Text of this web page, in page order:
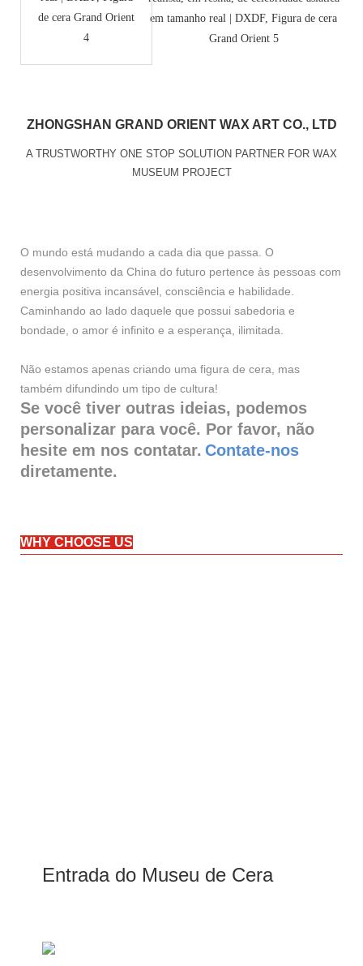
ZHONGSHAN GRAND ORIENT WAX ART CO., LTD
A TRUSTWORTHY ONE STOP SOLUTION PARTNER FOR WAX
MUSEUM PROJECT
O mundo está mudando a cada dia que passa. O
desenvolvimento da China do futuro pertence às pessoas com
energia positiva incansável, consciência e habilidade.
Caminhando ao lado daquele que possui sabedoria e
bondade, o amor é infinito e a esperança, ilimitada.
Não estamos apenas criando uma figura de cera, mas
também difundindo um tipo de cultura!
Se você tiver outras ideias, podemos
personalizar para você. Por favor, não
hesite em nos contatar. Contate-nos
diretamente.
WHY CHOOSE US
Entrada do Museu de Cera